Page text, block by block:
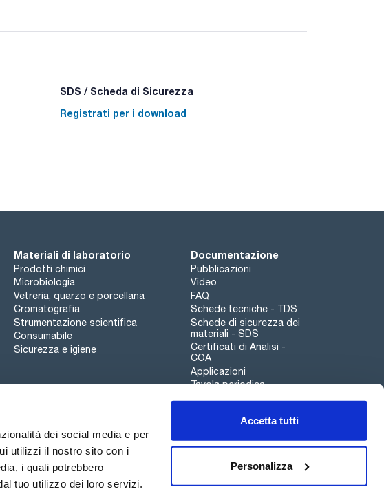
dei social media e per
utilizzi il nostro sito con i
i quali potrebbero
tuo utilizzo dei loro servizi.
Accetta tutti
Personalizza
SDS / Scheda di Sicurezza
Registrati per i download
Materiali di laboratorio
Prodotti chimici
Microbiologia
Vetreria, quarzo e porcellana
Cromatografia
Strumentazione scientifica
Consumabile
Sicurezza e igiene
Documentazione
Pubblicazioni
Video
FAQ
Schede tecniche - TDS
Schede di sicurezza dei
materiali - SDS
Certificati di Analisi -
COA
Applicazioni
Tavola periodica
Canale di segnalazioni